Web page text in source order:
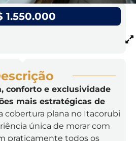
1.550.000
conforto e exclusividade
mais estratégicas de
cobertura plana no Itacorubi
única de morar com
praticamente todos os